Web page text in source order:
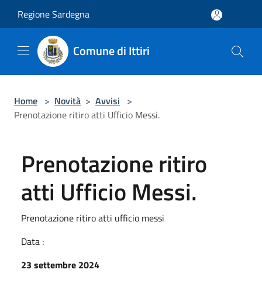
Regione Sardegna
Comune di Ittiri
Home > Novità > Avvisi >
Prenotazione ritiro atti Ufficio Messi.
Prenotazione ritiro
atti Ufficio Messi.
Prenotazione ritiro atti ufficio messi
Data :
23 settembre 2024